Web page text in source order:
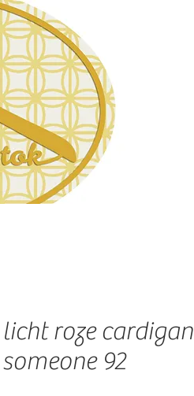
licht roze cardigan
someone 92